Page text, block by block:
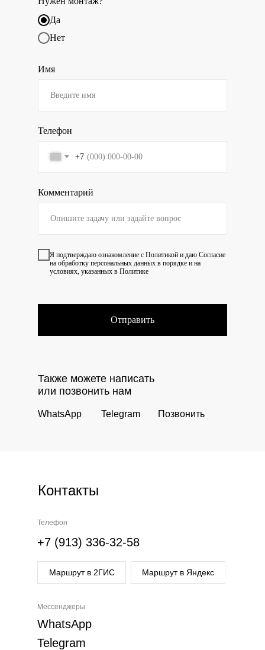
Да
Нет
Имя
Телефон
+7
Комментарий
Я подтверждаю ознакомление с Политикой и даю Согласие
на обработку персональных данных в порядке и на
условиях, указанных в Политике
Отправить
Позвонить
Telegram
WhatsApp
Также можете написать
или позвонить нам
Контакты
Мессенджеры
WhatsApp
Telegram
Телефон
+7 (913) 336-32-58
Маршрут в 2ГИС Маршрут в Яндекс